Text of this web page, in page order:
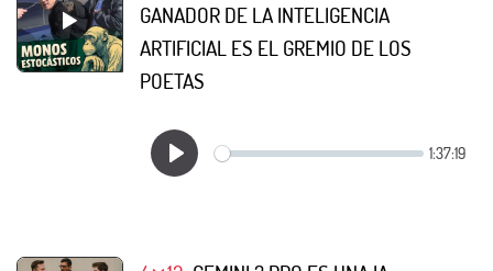
GANADOR DE LA INTELIGENCIA
ARTIFICIAL ES EL GREMIO DE LOS
POETAS